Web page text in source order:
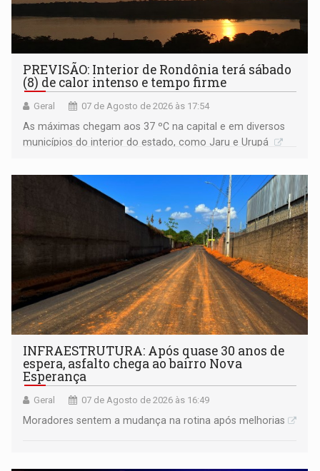
PREVISÃO: Interior de Rondônia terá sábado
(8) de calor intenso e tempo firme
Geral 07 de Agosto de 2026 às 17:54
As máximas chegam aos 37 ºC na capital e em diversos
municípios do interior do estado, como Jaru e Urupá
INFRAESTRUTURA: Após quase 30 anos de
espera, asfalto chega ao bairro Nova
Esperança
Geral 07 de Agosto de 2026 às 16:49
Moradores sentem a mudança na rotina após melhorias